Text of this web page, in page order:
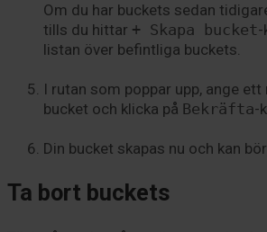
Om du har buckets sedan
tills du hittar + Skapa bucket-
listan över befintliga buckets.
I rutan som poppar upp, ange
bucket och klicka på Bekräfta-
Din bucket skapas nu och kan
Ta bort buckets